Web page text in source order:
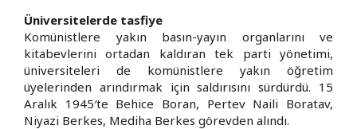
Üniversitelerde tasfiye
Komünistlere yakın basın-yayın organlarını ve
kitabevlerini ortadan kaldıran tek parti yönetimi,
üniversiteleri de komünistlere yakın öğretim
üyelerinden arındırmak için saldırısını sürdürdü. 15
Aralık 1945′te Behice Boran, Pertev Naili Boratav,
Niyazi Berkes, Mediha Berkes görevden alındı.